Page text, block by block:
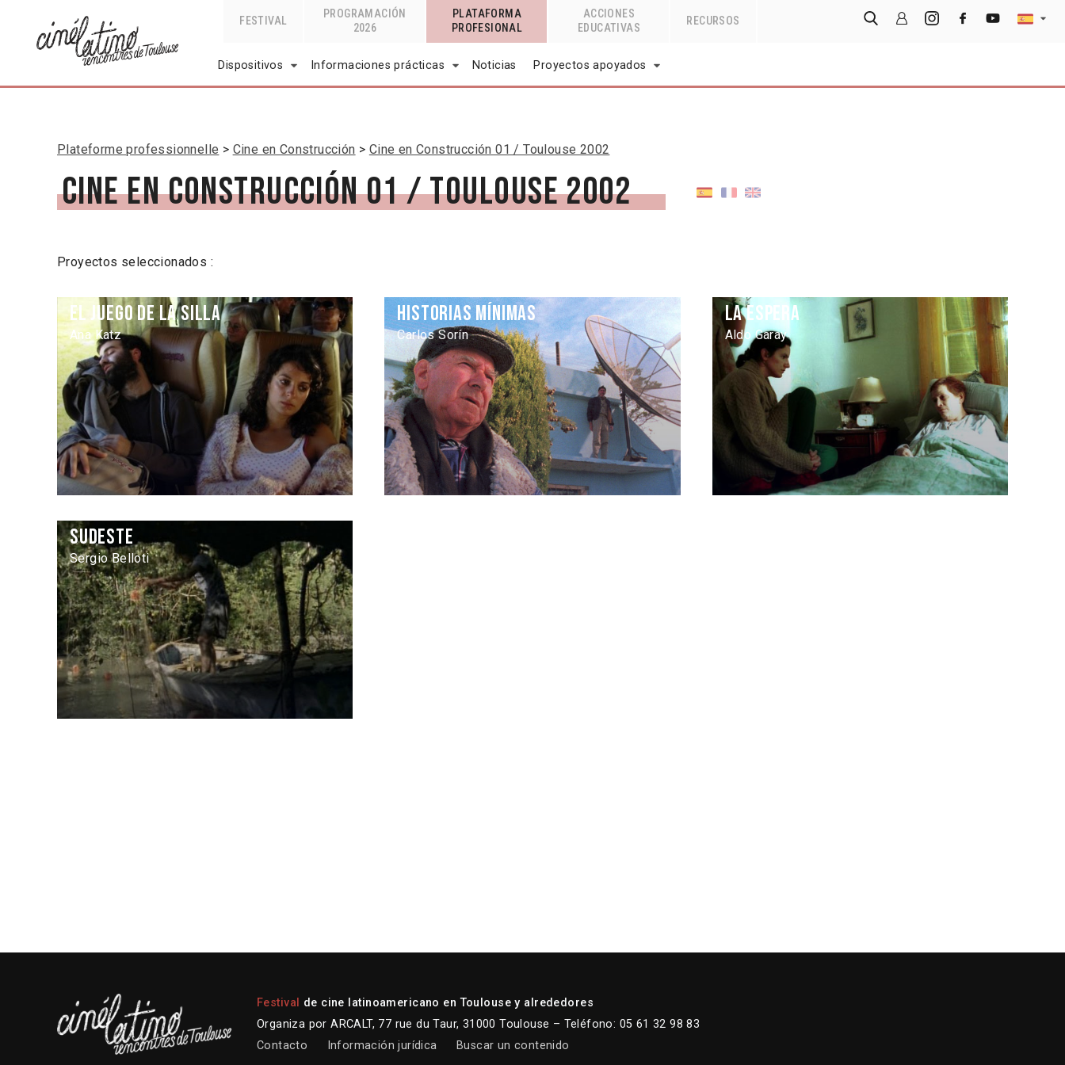
FESTIVAL
PROGRAMACIÓN
2026
PLATAFORMA
PROFESIONAL
ACCIONES
EDUCATIVAS
RECURSOS
Dispositivos Informaciones prácticas Noticias Proyectos apoyados
Plateforme professionnelle Cine en Construcción Cine en Construcción 01 / Toulouse 2002
Cine en Construcción 01 / Toulouse 2002
Proyectos seleccionados :
El juego de la silla
Ana Katz
Historias mínimas
Carlos Sorín
La espera
Aldo Garay
Sudeste
Sergio Belloti
Festival
de cine latinoamericano en Toulouse y alrededores
Organiza por ARCALT, 77 rue du Taur, 31000 Toulouse – Teléfono: 05 61 32 98 83
Contacto
Información jurídica Buscar un contenido